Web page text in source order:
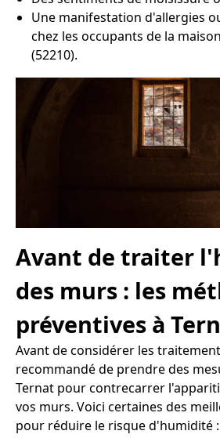
Une manifestation d'allergies
chez les occupants de la
(52210).
Avant de traiter
des murs : les
préventives à
Avant de considérer les
recommandé de prendre des
Ternat pour contrecarrer
vos murs. Voici certaines des
pour réduire le risque d'humidité :